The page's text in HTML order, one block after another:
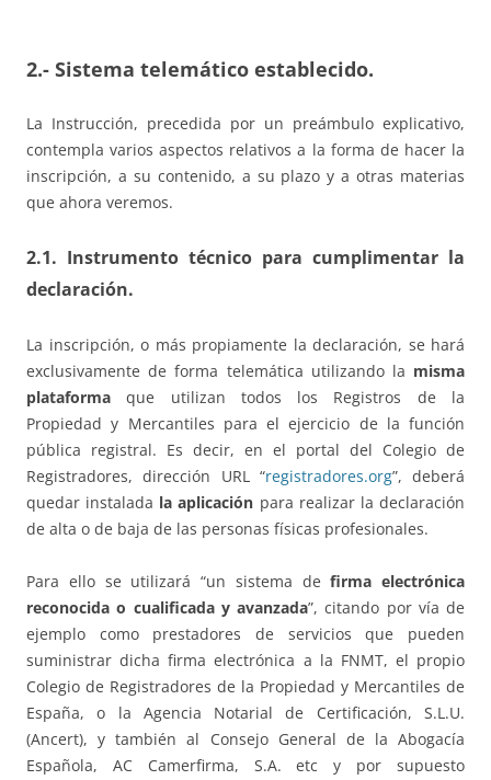
2.- Sistema telemático establecido.
La Instrucción, precedida por un preámbulo explicativo,
contempla varios aspectos relativos a la forma de hacer la
inscripción, a su contenido, a su plazo y a otras materias
que ahora veremos.
2.1. Instrumento técnico para cumplimentar la
declaración.
La inscripción, o más propiamente la declaración, se hará
exclusivamente de forma telemática utilizando la misma
plataforma que utilizan todos los Registros de la
Propiedad y Mercantiles para el ejercicio de la función
pública registral. Es decir, en el portal del Colegio de
Registradores, dirección URL “registradores.org”, deberá
quedar instalada la aplicación para realizar la declaración
de alta o de baja de las personas físicas profesionales.
Para ello se utilizará “un sistema defirma electrónica
reconocida o cualificada y avanzada”, citando por vía de
ejemplo como prestadores de servicios que pueden
suministrar dicha firma electrónica a la FNMT, el propio
Colegio de Registradores de la Propiedad y Mercantiles de
España, o la Agencia Notarial de Certificación, S.L.U.
(Ancert), y también al Consejo General de la Abogacía
Española, AC Camerfirma, S.A. etc y por supuesto